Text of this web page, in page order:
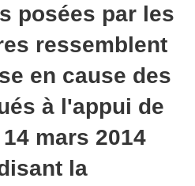
posées par les
ressemblent
en cause des
à l'appui de
mars 2014
la